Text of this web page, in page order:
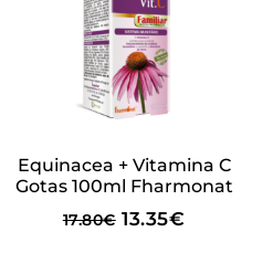
Equinacea + Vitamina C
Gotas 100ml Fharmonat
17.80€ 13.35€